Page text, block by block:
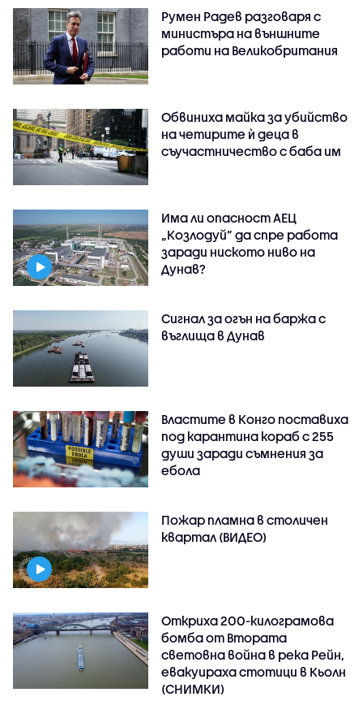
Румен Радев разговаря с
министъра на външните
работи на Великобритания
Обвиниха майка за убийство
на четирите ѝ деца в
съучастничество с баба им
Има ли опасност АЕЦ
„Козлодуй” да спре работа
заради ниското ниво на
Дунав?
Сигнал за огън на баржа с
въглища в Дунав
Властите в Конго поставиха
под карантина кораб с 255
души заради съмнения за
ебола
Пожар пламна в столичен
квартал (ВИДЕО)
Откриха 200-килограмова
бомба от Втората
световна война в река Рейн,
евакуираха стотици в Кьолн
(СНИМКИ)